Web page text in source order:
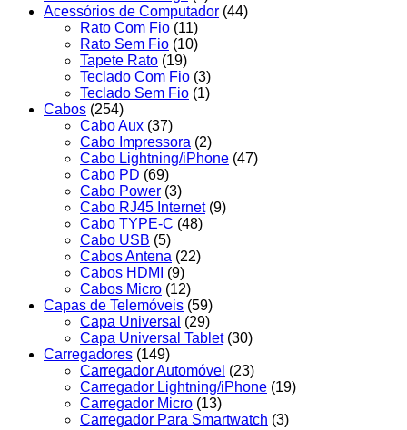
Acessórios de Computador (44)
Rato Com Fio (11)
Rato Sem Fio (10)
Tapete Rato (19)
Teclado Com Fio (3)
Teclado Sem Fio (1)
Cabos (254)
Cabo Aux (37)
Cabo Impressora (2)
Cabo Lightning/iPhone (47)
Cabo PD (69)
Cabo Power (3)
Cabo RJ45 Internet (9)
Cabo TYPE-C (48)
Cabo USB (5)
Cabos Antena (22)
Cabos HDMI
(9)
Cabos Micro (12)
Capas de Telemóveis (59)
Capa Universal (29)
Capa Universal Tablet (30)
Carregadores (149)
Carregador Automóvel (23)
Carregador Lightning/iPhone (19)
Carregador Micro (13)
Carregador Para Smartwatch (3)